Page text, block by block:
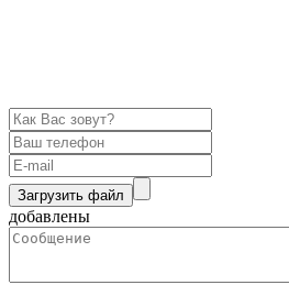
Загрузить файл
добавлены